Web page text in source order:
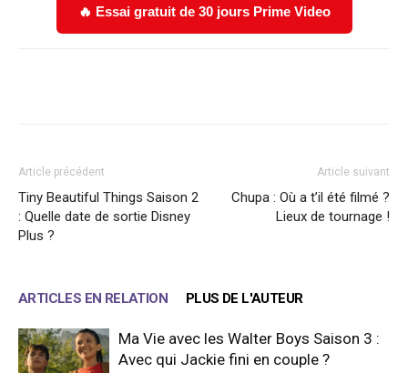
🔥 Essai gratuit de 30 jours Prime Video
Article précédent
Tiny Beautiful Things Saison 2
: Quelle date de sortie Disney
Plus ?
Article suivant
Chupa : Où a t’il été filmé ?
Lieux de tournage !
ARTICLES EN RELATION PLUS DE L'AUTEUR
Ma Vie avec les Walter Boys Saison 3 :
Avec qui Jackie fini en couple ?